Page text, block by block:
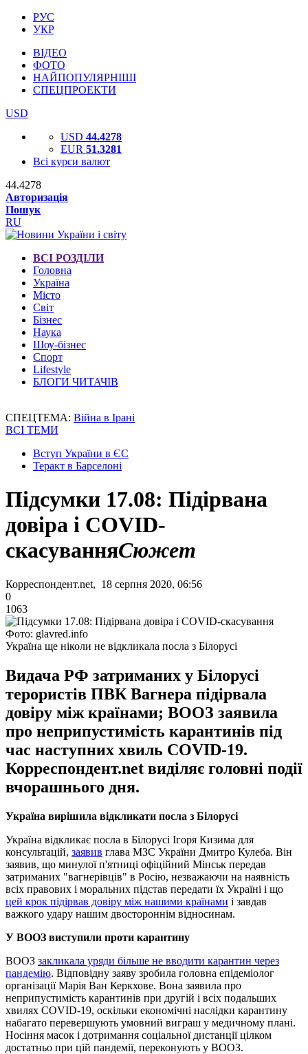
РУС
УКР
ВІДЕО
ФОТО
НАЙПОПУЛЯРНІШІ
СПЕЦПРОЕКТИ
USD
USD 44.4278
EUR 51.3281
Всі курси валют
44.4278
Авторизація
Пошук
RU
ВСІ РОЗДІЛИ
Головна
Україна
Місто
Світ
Бізнес
Наука
Шоу-бізнес
Спорт
Lifestyle
БЛОГИ ЧИТАЧІВ
СПЕЦТЕМА: Війна в Ірані
ВСІ ТЕМИ
Вступ України в ЄС
Теракт в Барселоні
Підсумки 17.08: Підірвана
довіра і COVID-
скасуванняСюжет
Корреспондент.net, 18 серпня 2020, 06:56
0
1063
Фото: glavred.info
Україна ще ніколи не відкликала посла з Білорусі
Видача РФ затриманих у Білорусі
терористів ПВК Вагнера підірвала
довіру між країнами; ВООЗ заявила
про неприпустимість карантинів під
час наступних хвиль COVID-19.
Корреспондент.net виділяє головні події
вчорашнього дня.
Україна вирішила відкликати посла з Білорусі
Україна відкликає посла в Білорусі Ігоря Кизима для
консультацій, заявив глава МЗС України Дмитро Кулеба. Він
заявив, що минулої п'ятниці офіційний Мінськ передав
затриманих "вагнерівців" в Росію, незважаючи на наявність
всіх правових і моральних підстав передати їх Україні і що
цей крок підірвав довіру між нашими країнами і завдав
важкого удару нашим двостороннім відносинам.
У ВООЗ виступили проти карантину
ВООЗ закликала уряди більше не вводити карантин через
пандемію. Відповідну заяву зробила головна епідеміолог
організації Марія Ван Керкхове. Вона заявила про
неприпустимість карантинів при другій і всіх подальших
хвилях COVID-19, оскільки економічні наслідки карантину
набагато перевершують умовний виграш у медичному плані.
Носіння масок і дотримання соціальної дистанції цілком
достатньо при цій пандемії, переконують у ВООЗ.